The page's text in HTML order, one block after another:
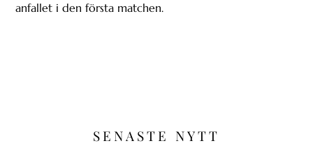
anfallet i den första matchen.
SENASTE NYTT